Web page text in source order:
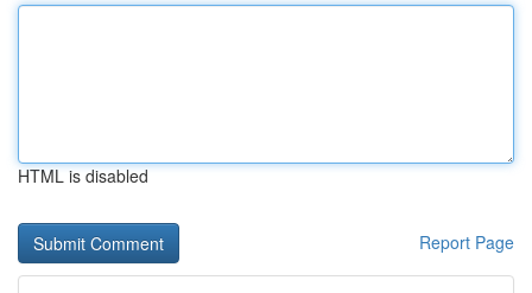
HTML is disabled
Report Page